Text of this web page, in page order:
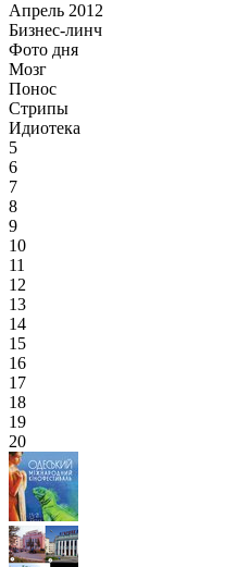
Апрель 2012
Бизнес-линч
Фото дня
Мозг
Понос
Стрипы
Идиотека
5
6
7
8
9
10
11
12
13
14
15
16
17
18
19
20